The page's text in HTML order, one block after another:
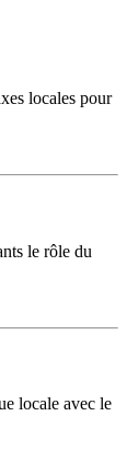
locales pour
le rôle du
locale avec le